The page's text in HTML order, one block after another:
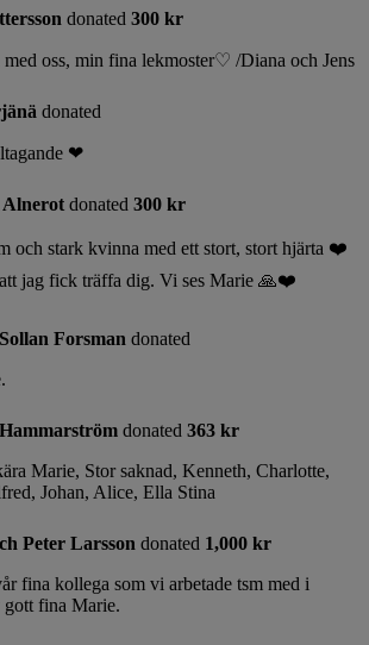
donated 300 kr
oss, min fina lekmoster♡ /Diana och Jens
donated
❤
donated 300 kr
och stark kvinna med ett stort, stort hjärta ❤️
att jag fick träffa dig. Vi ses Marie 🙏❤️
Forsman donated
donated 363 kr
Marie, Stor saknad, Kenneth, Charlotte,
Johan, Alice, Ella Stina
Peter Larsson donated 1,000 kr
fina kollega som vi arbetade tsm med i
gott fina Marie.